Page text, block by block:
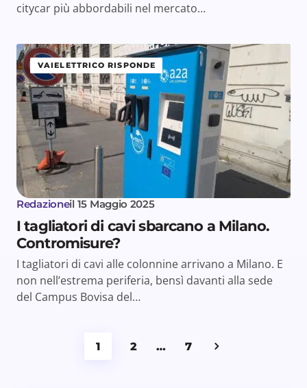
citycar più abbordabili nel mercato…
VAIELETTRICO RISPONDE
Redazioneil 15 Maggio 2025
I tagliatori di cavi sbarcano a Milano.
Contromisure?
I tagliatori di cavi alle colonnine arrivano a Milano. E
non nell’estrema periferia, bensì davanti alla sede
del Campus Bovisa del…
1 2 … 7